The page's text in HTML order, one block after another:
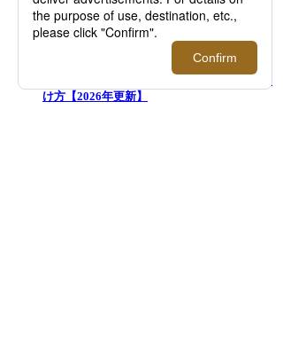
似合うサングラスの選び方は「顔型との相
け方【2026年更新】